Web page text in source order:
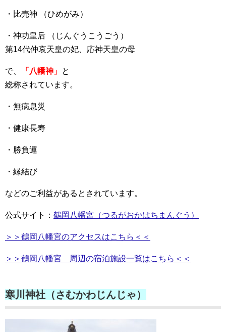
・比売神 （ひめがみ）
・神功皇后 （じんぐうこうごう）
第14代仲哀天皇の妃、応神天皇の母
で、 「八幡神」 と
総称されています。
・無病息災
・健康長寿
・勝負運
・縁結び
などのご利益があるとされています。
公式サイト： 鶴岡八幡宮（つるがおかはちまんぐう）
＞＞鶴岡八幡宮のアクセスはこちら＜＜
＞＞鶴岡八幡宮 周辺の宿泊施設一覧はこちら＜＜
寒川神社（さむかわじんじゃ）